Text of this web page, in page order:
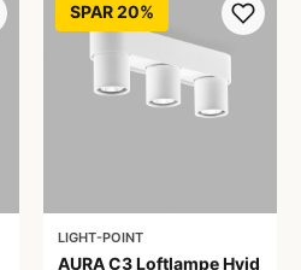
SPAR 20%
LIGHT-POINT
AURA C3 Loftlampe Hvid